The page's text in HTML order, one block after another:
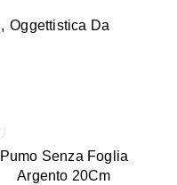
, Oggettistica Da
Pumo Senza Foglia
Argento 20Cm